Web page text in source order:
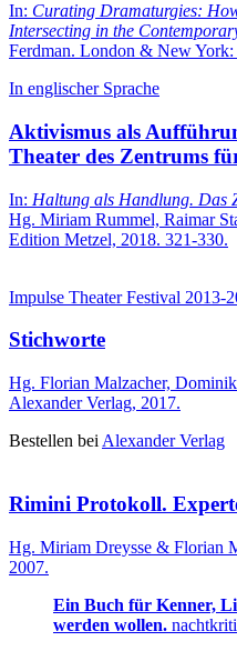
In: Curating Dramaturgies:
Intersecting in the
Ferdman. London & New
In englischer Sprache
Aktivismus als
Theater des Zentrums
In: Haltung als Handlung. Das
Hg. Miriam Rummel, Raimar
Edition Metzel, 2018. 321-330.
Impulse Theater Festival 2013-
Stichworte
Hg. Florian Malzacher,
Alexander Verlag, 2017.
Bestellen bei Alexander Verlag
Rimini Protokoll.
Hg. Miriam Dreysse & Florian
2007.
Ein Buch für Kenner,
werden wollen.